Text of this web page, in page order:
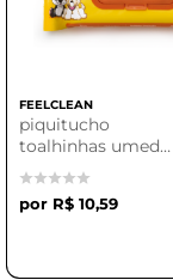
FEELCLEAN
piquitucho
toalhinhas umed
premium | 60
unidades
R$ 10,59